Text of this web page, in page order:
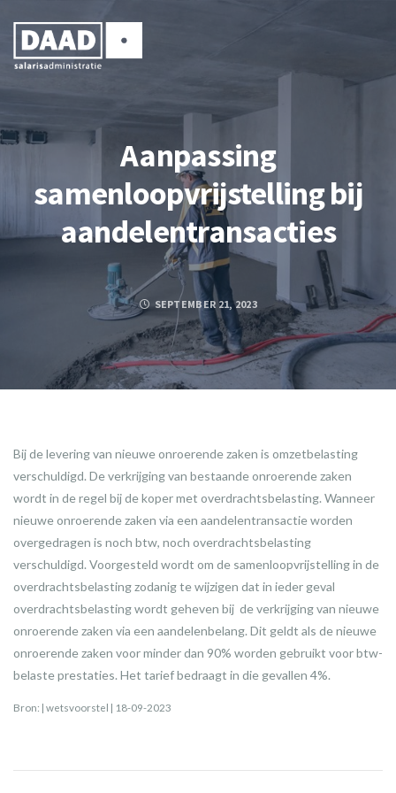
Aanpassing
samenloopvrijstelling bij
aandelentransacties
SEPTEMBER 21, 2023
Bij de levering van nieuwe onroerende zaken is omzetbelasting
verschuldigd. De verkrijging van bestaande onroerende zaken
wordt in de regel bij de koper met overdrachtsbelasting. Wanneer
nieuwe onroerende zaken via een aandelentransactie worden
overgedragen is noch btw, noch overdrachtsbelasting
verschuldigd. Voorgesteld wordt om de samenloopvrijstelling in de
overdrachtsbelasting zodanig te wijzigen dat in ieder geval
overdrachtsbelasting wordt geheven bij de verkrijging van nieuwe
onroerende zaken via een aandelenbelang. Dit geldt als de nieuwe
onroerende zaken voor minder dan 90% worden gebruikt voor btw-
belaste prestaties. Het tarief bedraagt in die gevallen 4%.
Bron: | wetsvoorstel | 18-09-2023